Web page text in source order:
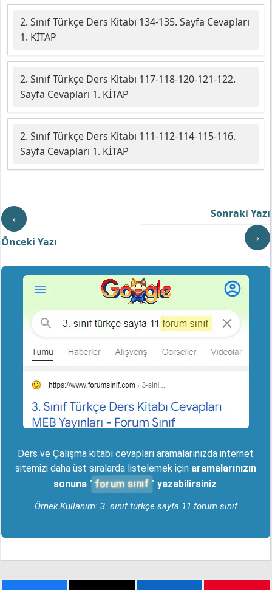
2. Sınıf Türkçe Ders Kitabı 134-135. Sayfa Cevapları
1. KİTAP
2. Sınıf Türkçe Ders Kitabı 117-118-120-121-122.
Sayfa Cevapları 1. KİTAP
2. Sınıf Türkçe Ders Kitabı 111-112-114-115-116.
Sayfa Cevapları 1. KİTAP
‹
Önceki Yazı
Sonraki Yazı
›
Ders ve Çalışma kitabı cevapları aramalarınızda internet
sitemizi daha üst sıralarda listelemek için aramalarınızın
sonuna " forum sınıf " yazabilirsiniz.
Örnek Kullanım: 3. sınıf türkçe sayfa 11 forum sınıf